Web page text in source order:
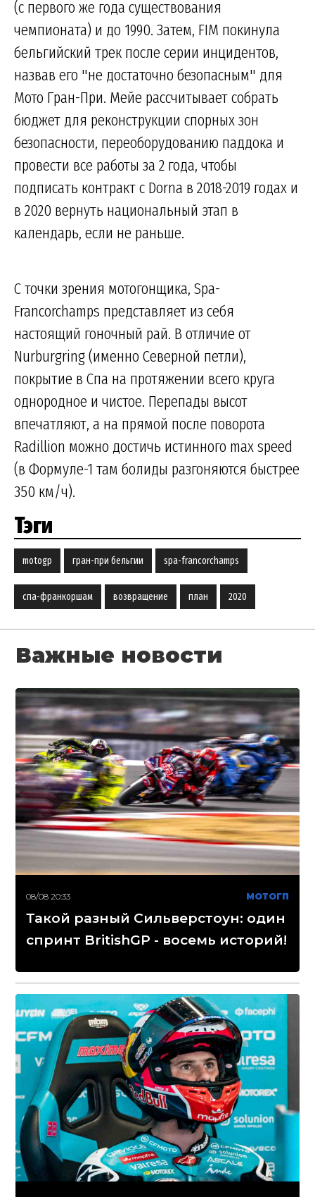
(с первого же года существования
чемпионата) и до 1990. Затем, FIM покинула
бельгийский трек после серии инцидентов,
назвав его "не достаточно безопасным" для
Мото Гран-При. Мейе рассчитывает собрать
бюджет для реконструкции спорных зон
безопасности, переоборудованию паддока и
провести все работы за 2 года, чтобы
подписать контракт с Dorna в 2018-2019 годах и
в 2020 вернуть национальный этап в
календарь, если не раньше.
С точки зрения мотогонщика, Spa-
Francorchamps представляет из себя
настоящий гоночный рай. В отличие от
Nurburgring (именно Северной петли),
покрытие в Спа на протяжении всего круга
однородное и чистое. Перепады высот
впечатляют, а на прямой после поворота
Radillion можно достичь истинного max speed
(в Формуле-1 там болиды разгоняются быстрее
350 км/ч).
Тэги
motogp гран-при бельгии spa-francorchamps
спа-франкоршам возвращение план 2020
Важные новости
08/08 20:33 МОТОГП
Такой разный Сильверстоун: один
спринт BritishGP - восемь историй!